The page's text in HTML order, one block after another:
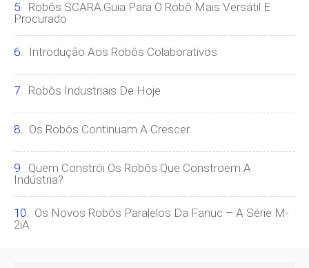
Robôs SCARA:Guia Para O Robô Mais Versátil E
Procurado
Introdução Aos Robôs Colaborativos
Robôs Industriais De Hoje
Os Robôs Continuam A Crescer
Quem Constrói Os Robôs Que Constroem A
Indústria?
Os Novos Robôs Paralelos Da Fanuc – A Série M-
2iA